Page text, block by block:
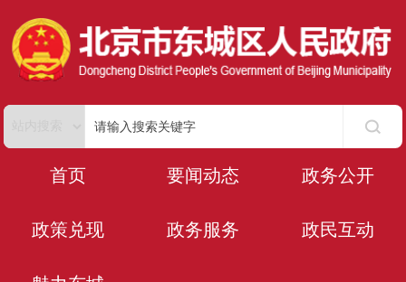
首页 要闻动态 政务公开
政策兑现 政务服务 政民互动